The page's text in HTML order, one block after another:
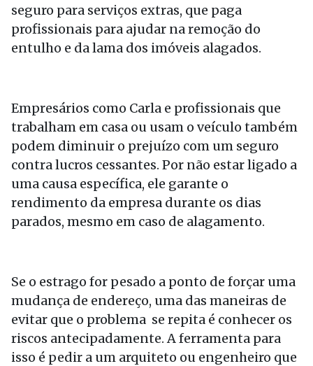
seguro para serviços extras, que paga
profissionais para ajudar na remoção do
entulho e da lama dos imóveis alagados.
Empresários como Carla e profissionais que
trabalham em casa ou usam o veículo também
podem diminuir o prejuízo com um seguro
contra lucros cessantes. Por não estar ligado a
uma causa específica, ele garante o
rendimento da empresa durante os dias
parados, mesmo em caso de alagamento.
Se o estrago for pesado a ponto de forçar uma
mudança de endereço, uma das maneiras de
evitar que o problema se repita é conhecer os
riscos antecipadamente. A ferramenta para
isso é pedir a um arquiteto ou engenheiro que